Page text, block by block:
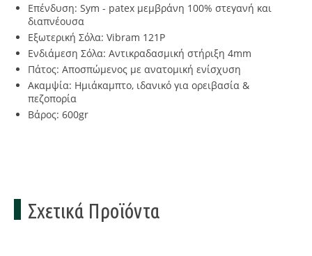
Επένδυση: Sym - patex μεμβράνη 100% στεγανή και
διαπνέουσα
Εξωτερική Σόλα: Vibram 121P
Ενδιάμεση Σόλα: Αντικραδασμική στήριξη 4mm
Πάτος: Αποσπώμενος με ανατομική ενίσχυση
Ακαμψία: Ημιάκαμπτο, ιδανικό για ορειβασία &
πεζοπορία
Βάρος: 600gr
Σχετικά Προϊόντα